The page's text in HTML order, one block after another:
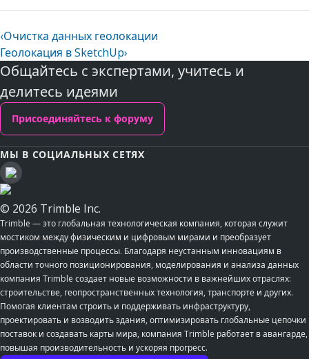
‹Очистка данных геолокации
Геолокация в SketchUp›
Общайтесь с экспертами, учитесь и
делитесь идеями
Присоединяйтесь к форуму
МЫ В СОЦИАЛЬНЫХ СЕТЯХ
© 2026 Trimble Inc.
Trimble — это глобальная технологическая компания, которая служит
мостиком между физическим и цифровым мирами и преобразует
производственные процессы. Благодаря неустанным инновациям в
области точного позиционирования, моделирования и анализа данных
компания Trimble создает новые возможности в важнейших отраслях:
строительстве, геопространственных технология, транспорте и других.
Помогая клиентам строить и поддерживать инфраструктуру,
проектировать и возводить здания, оптимизировать глобальные цепочки
поставок и создавать карты мира, компания Trimble работает в авангарде,
повышая производительность и ускоряя прогресс.